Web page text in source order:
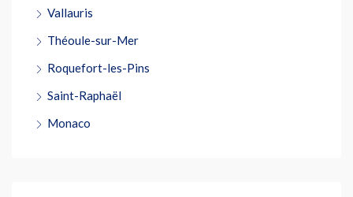
Vallauris
Théoule-sur-Mer
Roquefort-les-Pins
Saint-Raphaël
Monaco